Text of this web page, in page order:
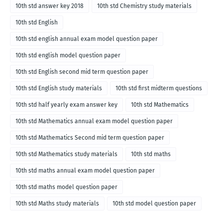
10th std answer key 2018 10th std Chemistry study materials
10th std English
10th std english annual exam model question paper
10th std english model question paper
10th std English second mid term question paper
10th std English study materials 10th std first midterm questions
10th std half yearly exam answer key 10th std Mathematics
10th std Mathematics annual exam model question paper
10th std Mathematics Second mid term question paper
10th std Mathematics study materials 10th std maths
10th std maths annual exam model question paper
10th std maths model question paper
10th std Maths study materials 10th std model question paper